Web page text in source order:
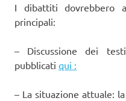
I dibattiti dovrebbero
principali:
– Discussione dei
pubblicati qui :
– La situazione attuale: